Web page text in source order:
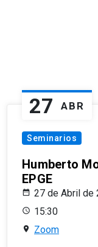
27 ABR
Seminarios
Humberto
EPGE
27 de Abril de
15:30
Zoom